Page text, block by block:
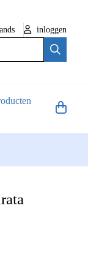
inloggen